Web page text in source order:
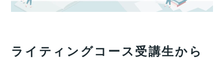
ライティングコース受講生から